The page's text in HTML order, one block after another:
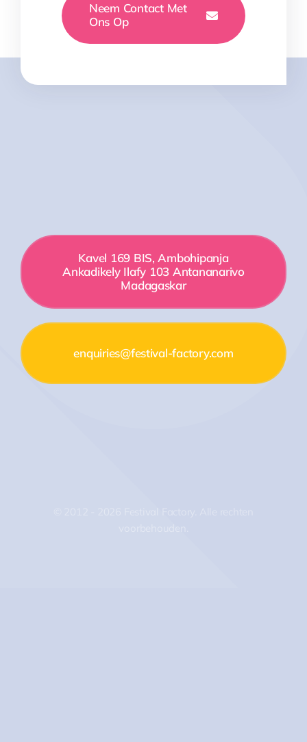
Neem Contact Met
Ons Op
Kavel 169 BIS, Ambohipanja
Ankadikely Ilafy 103 Antananarivo
Madagaskar
enquiries@festival-factory.com